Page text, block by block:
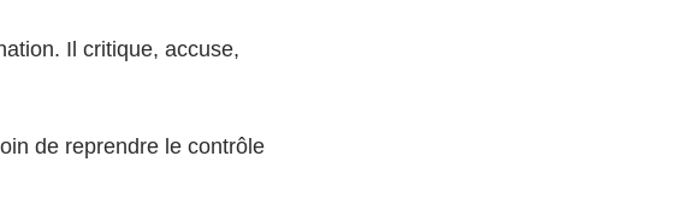
Il critique, accuse,
de reprendre le contrôle